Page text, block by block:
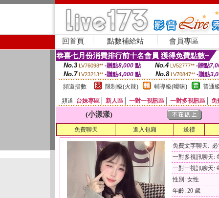
回首頁 點數補給站 會員專區
恭喜七月份消費排行前十名會員 獲得免費點數~
No.3 LV76098** -贈點8,000點 No.4 LV52777** -贈點
No.7 LV23213** -贈點4,000 點 No.8 LV70847** -贈點
頻道指數
限制級(火辣) 輔導級(曖昧) 普通
頻道 台妹專區 新人區 一對一視訊區 一對多視訊區 免
(小漾漾)
免費聊天 進入包廂 送禮
免費文字聊天:
一對多視訊聊天:
一對一視訊聊天:
性別: 女性
年齡: 20 歲